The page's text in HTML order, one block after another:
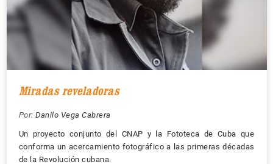
Miradas reveladoras
Por: Danilo Vega Cabrera
Un proyecto conjunto del CNAP y la Fototeca de Cuba que
conforma un acercamiento fotográfico a las primeras décadas
de la Revolución cubana.